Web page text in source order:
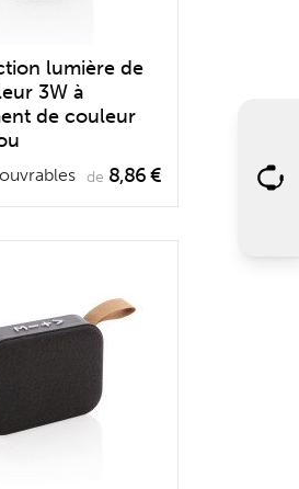
lumière de
3W à
de couleur
de 8,86 €